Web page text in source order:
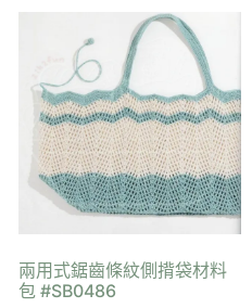
兩用式鋸齒條紋側揹袋材料
包 #SB0486